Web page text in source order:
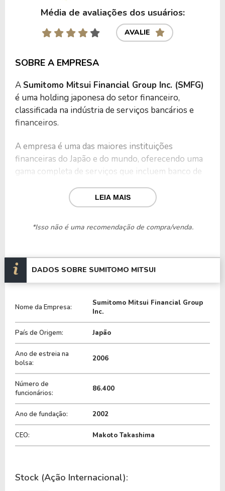
Média de avaliações dos usuários:
AVALIE
SOBRE A EMPRESA
A Sumitomo Mitsui Financial Group Inc. (SMFG)
é uma holding japonesa do setor financeiro,
classificada na indústria de serviços bancários e
financeiros.
A empresa é uma das maiores instituições
financeiras do Japão e do mundo, oferecendo uma
gama completa de serviços que incluem banco de
gestão de ativos, leasing, cartões de crédito,
financiamentos estruturados e soluções de
tesouraria.
financeiras robustas e fornecer soluções globais a
clientes individuais, corporativos e institucionais,
combinando tradição bancária japonesa com
Seu principal braço operacional é oSumitomo
Mitsui Banking Corporation (SMBC)
pelas atividades bancárias centrais.
O grupo também possui subsidiárias especializadas,
como SMBC Nikko Securities (corretora e banco de
investimento), SMBC Trust Bank (gestão
patrimonial e fiduciária) e Japan Research Institute
(consultoria e tecnologia financeira).
forte atuação global do grupo atende
LEIA MAIS
*Isso não é uma recomendação de compra/venda.
DADOS SOBRE SUMITOMO MITSUI
Nome da Empresa:
Sumitomo Mitsui Financial Group
Inc.
País de Origem: Japão
Ano de estreia na
bolsa:
2006
Número de
funcionários:
86.400
Ano de fundação: 2002
CEO: Makoto Takashima
Stock (Ação Internacional):